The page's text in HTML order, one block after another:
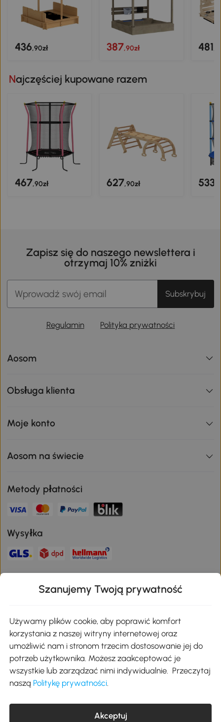
436,90zł 387,90zł 481
Najczęściej kupowane razem
467,90zł 627,90zł 533
Zapisz się do naszego newslettera i
otrzymaj 10% zniżki
Subskrybuj
Regulamin Polityka prywatności
Aosom
Obsługa klienta
Moje konto
Aosom na świecie
Metody płatności
Wysyłka
Pobierz aplikację Aosom
Google Play
kontakt@aosom.pl
MH Handel GmbH, Wendenstraße 309, 20537 Hamburg Pon.-piąt.:
Szanujemy Twoją prywatność
Używamy plików cookie, aby poprawić komfort
korzystania z naszej witryny internetowej oraz
umożliwić nam i stronom trzecim dostosowanie jej do
potrzeb użytkownika. Możesz zaakceptować je
wszystkie lub zarządzać nimi indywidualnie. Przeczytaj
naszą Politykę prywatności.
Akceptuj